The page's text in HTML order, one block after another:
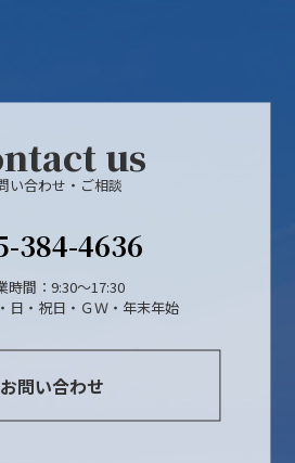
us
い合わせ・ご相談
384-4636
時間：9:30～17:30
日・祝日・ＧＷ・年末年始
お問い合わせ